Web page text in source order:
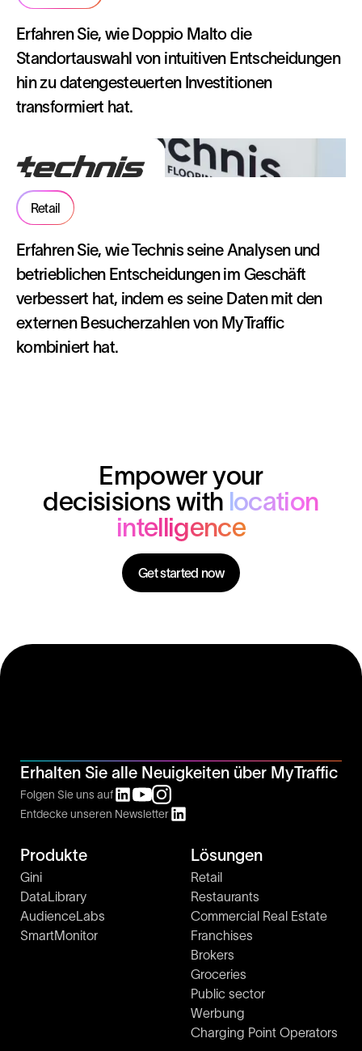
Erfahren Sie, wie Doppio Malto die
Standortauswahl von intuitiven Entscheidungen
hin zu datengesteuerten Investitionen
transformiert hat.
Retail
Erfahren Sie, wie Technis seine Analysen und
betrieblichen Entscheidungen im Geschäft
verbessert hat, indem es seine Daten mit den
externen Besucherzahlen von MyTraffic
kombiniert hat.
Empower your
decisisions with location
intelligence
Get started now
Erhalten Sie alle Neuigkeiten über MyTraffic
Folgen Sie uns auf
Entdecke unseren Newsletter
Produkte
Gini
DataLibrary
AudienceLabs
SmartMonitor
Lösungen
Retail
Restaurants
Commercial Real Estate
Franchises
Brokers
Groceries
Public sector
Werbung
Charging Point Operators